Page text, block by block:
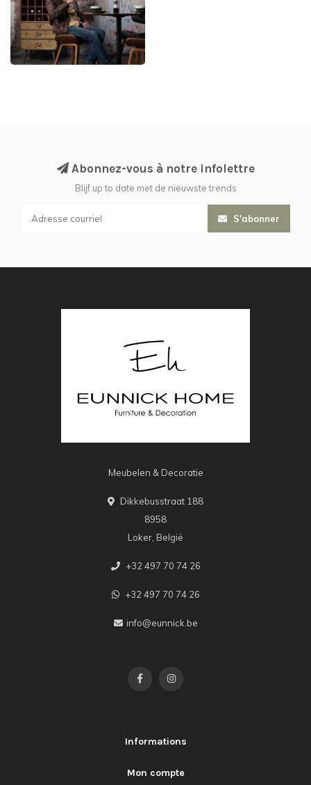
Abonnez-vous à notre infolettre
Blijf up to date met de nieuwste trends
S'abonner
Meubelen & Decoratie
Dikkebusstraat 188
8958
Loker, België
+32 497 70 74 26
+32 497 70 74 26
info@eunnick.be
Informations
Mon compte